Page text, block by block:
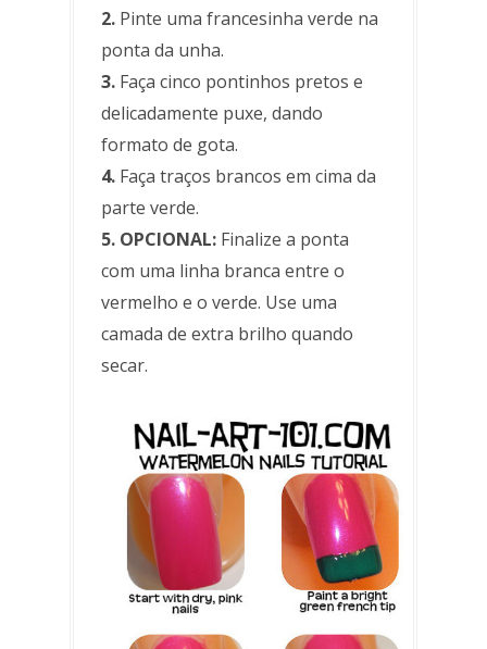
2. Pinte uma francesinha verde na
ponta da unha.
3. Faça cinco pontinhos pretos e
delicadamente puxe, dando
formato de gota.
4. Faça traços brancos em cima da
parte verde.
5. OPCIONAL: Finalize a ponta
com uma linha branca entre o
vermelho e o verde. Use uma
camada de extra brilho quando
secar.